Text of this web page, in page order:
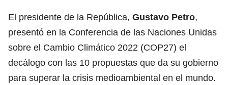
El presidente de la República, Gustavo Petro,
presentó en la Conferencia de las Naciones Unidas
sobre el Cambio Climático 2022 (COP27) el
decálogo con las 10 propuestas que da su gobierno
para superar la crisis medioambiental en el mundo.